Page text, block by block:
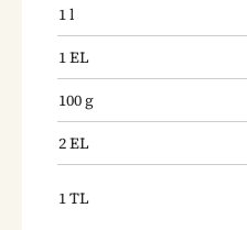
1l
1EL
100g
2EL
1TL